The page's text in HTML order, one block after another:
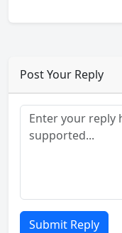
Post Your Reply
Submit Reply